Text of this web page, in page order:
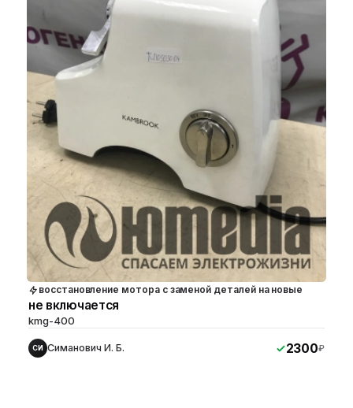
восстановление мотора с заменой деталей на новые
не включается
kmg-400
СИ Симанович И. Б. 2300₽